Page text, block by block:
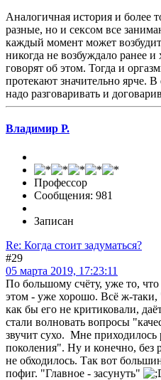
Аналогичная история и более
разные, но и сексом все
каждый момент может
никогда не возбуждало ранее
говорят об этом. Тогда и
протекают значительно ярче.
надо разговаривать и
Владимир Р.
Профессор
Сообщения: 981
Записан
Re: Когда стоит задуматься?
#29
05 марта 2019, 17:23:11
По большому счёту, уже то, что
этом - уже хорошо. Всё ж-таки,
как бы его не критиковали,
стали волновать вопросы
звучит сухо. Мне приходилось
поколения". Ну и конечно, без
не обходилось. Так вот
пофиг. "Главное - засунуть"